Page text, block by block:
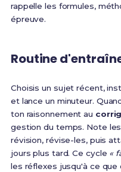
rappelle les formules,
épreuve.
Routine
Choisis un sujet récent,
et lance un minuteur.
ton raisonnement au
gestion du temps. Note
révision, révise-les, puis
jours plus tard. Ce cycle «
les réflexes jusqu'à ce que